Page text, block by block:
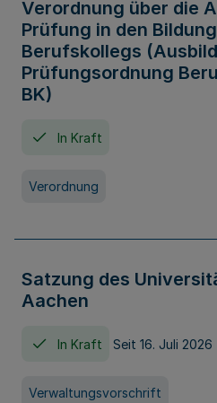
Verordnung über die
Prüfung in den
Berufskollegs
Prüfungsordnung
BK)
In Kraft
Verordnung
Satzung des
Aachen
In Kraft Seit 16. Juli 2026
Verwaltungsvorschrift